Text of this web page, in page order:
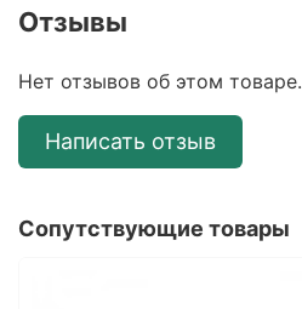
Отзывы
Нет отзывов об этом товаре.
Написать отзыв
Сопутствующие товары